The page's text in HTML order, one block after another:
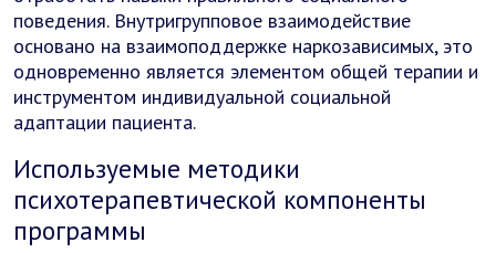
поведения. Внутригрупповое взаимодействие
основано на взаимоподдержке наркозависимых, это
одновременно является элементом общей терапии и
инструментом индивидуальной социальной
адаптации пациента.
Используемые методики
психотерапевтической компоненты
программы